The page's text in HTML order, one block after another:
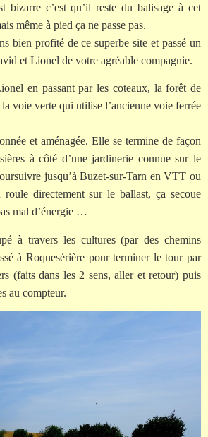
bizarre c’est qu’il reste du balisage à cet
même à pied ça ne passe pas.
bien profité de ce superbe site et passé un
et Lionel de votre agréable compagnie.
en passant par les coteaux, la forêt de
la voie verte qui utilise l’ancienne voie ferrée
et aménagée. Elle se termine de façon
à côté d’une jardinerie connue sur le
jusqu’à Buzet-sur-Tarn en VTT ou
directement sur le ballast, ça secoue
mal d’énergie …
à travers les cultures (par des chemins
à Roquesérière pour terminer le tour par
(faits dans les 2 sens, aller et retour) puis
au compteur.